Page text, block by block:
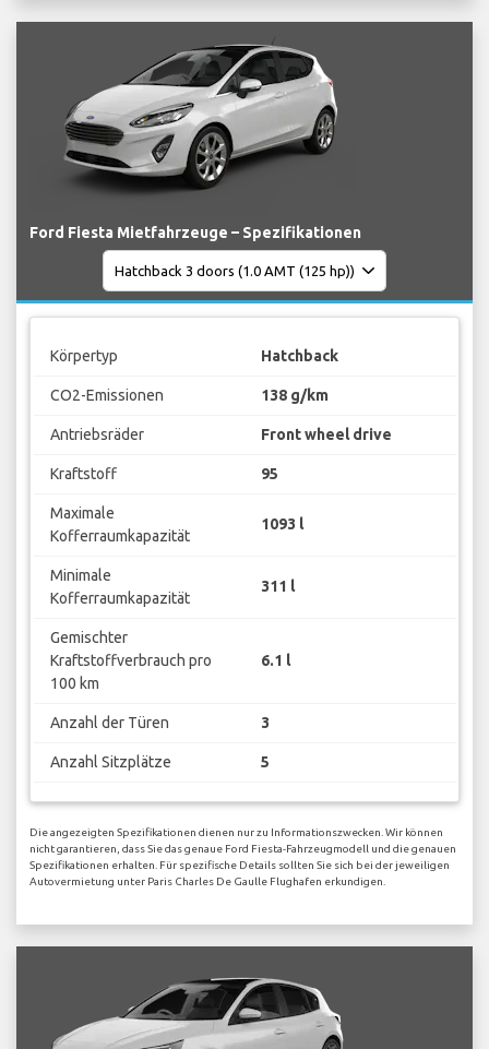
Ford Fiesta Mietfahrzeuge – Spezifikationen
Körpertyp Hatchback
CO2-Emissionen 138 g/km
Antriebsräder Front wheel drive
Kraftstoff 95
Maximale
Kofferraumkapazität
1093 l
Minimale
Kofferraumkapazität
311 l
Gemischter
Kraftstoffverbrauch pro
100 km
6.1 l
Anzahl der Türen 3
Anzahl Sitzplätze 5
Die angezeigten Spezifikationen dienen nur zu Informationszwecken. Wir können
nicht garantieren, dass Sie das genaue Ford Fiesta-Fahrzeugmodell und die genauen
Spezifikationen erhalten. Für spezifische Details sollten Sie sich bei der jeweiligen
Autovermietung unter Paris Charles De Gaulle Flughafen erkundigen.